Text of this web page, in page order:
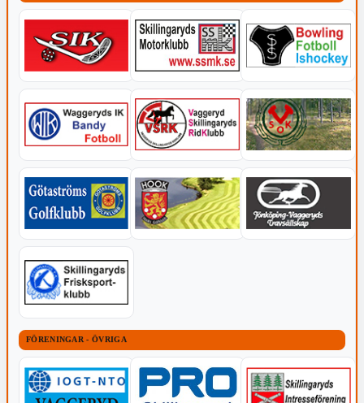
FÖRENINGAR - ÖVRIGA